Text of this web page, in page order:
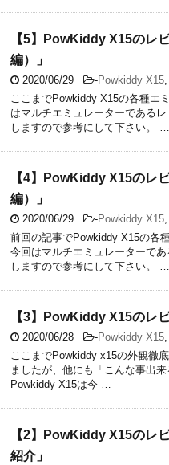
【5】PowKiddy X15のレ
編）」
2020/06/29 -Powkiddy X15,
ここまでPowkiddy X15の各種エ
はマルチエミュレーターである
しますので参考にして下さい。 …
【4】PowKiddy X15のレ
編）」
2020/06/29 -Powkiddy X15,
前回の記事でPowkiddy X15の各
今回はマルチエミュレーターで
しますので参考にして下さい。 …
【3】PowKiddy X15のレ
2020/06/28 -Powkiddy X15,
ここまでPowkiddy x15の外観徹
ましたが、他にも「こんな事出
Powkiddy X15は今 …
【2】PowKiddy X15のレ
紹介」